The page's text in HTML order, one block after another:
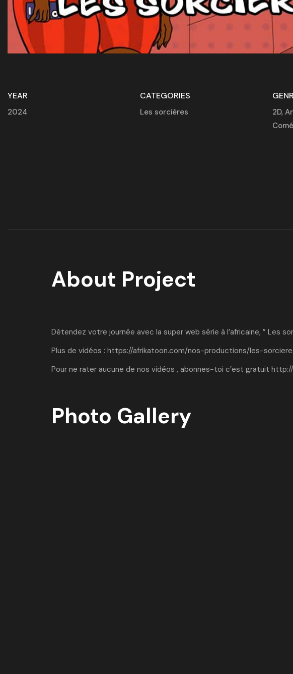
YEAR
2024
CATEGORIES
Les sorcières 2D,
About Project
Détendez votre journée avec la super web série à l’africaine, ” Les
Plus de vidéos : https://afrikatoon.com/nos-productions/les-
Pour ne rater aucune de nos vidéos , abonnes-toi c’est gratuit
Photo Gallery